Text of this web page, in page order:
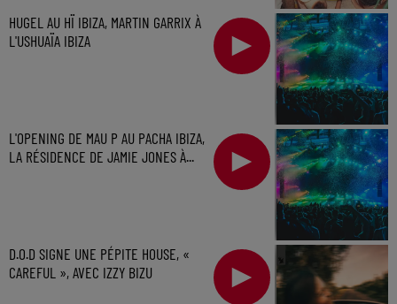
HUGEL AU HÏ IBIZA, MARTIN GARRIX À
L'USHUAÏA IBIZA
L'OPENING DE MAU P AU PACHA IBIZA,
LA RÉSIDENCE DE JAMIE JONES À...
D.O.D SIGNE UNE PÉPITE HOUSE, «
CAREFUL », AVEC IZZY BIZU